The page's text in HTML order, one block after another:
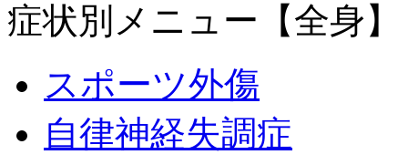
症状別メニュー【全身】
スポーツ外傷
自律神経失調症